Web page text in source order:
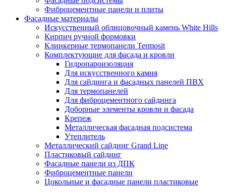
Фиброцементные панели и плиты
Фасадные материалы
Искусственный облицовочный камень White Hills
Кирпич ручной формовки
Клинкерные термопанели Termosit
Комплектующие для фасада и кровли
Гидропароизоляция
Для искусственного камня
Для сайдинга и фасадных панелей ПВХ
Для термопанелей
Для фиброцементного сайдинга
Доборные элементы кровли и фасада
Крепеж
Металлическая фасадная подсистема
Утеплитель
Металлический сайдинг Grand Line
Пластиковый сайдинг
Фасадные панели из ДПК
Фиброцементные панели
Цокольные и фасадные панели пластиковые